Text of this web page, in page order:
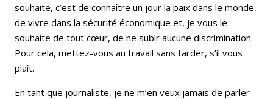
souhaite, c’est de connaître un jour la paix dans le monde,
de vivre dans la sécurité économique et, je vous le
souhaite de tout cœur, de ne subir aucune discrimination.
Pour cela, mettez-vous au travail sans tarder, s’il vous
plaît.
En tant que journaliste, je ne m’en veux jamais de parler